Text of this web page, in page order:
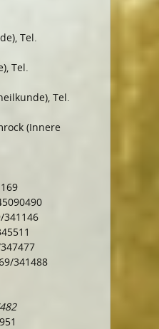
Tel.
Tel.
Tel.
(Innere
341146
341488